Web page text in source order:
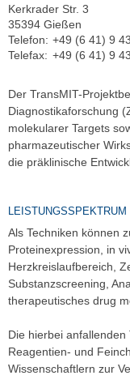
Kerkrader Str. 3
35394 Gießen
Telefon: +49 (6 41) 9
Telefax: +49 (6 41) 9
Der TransMIT-
Diagnostikaforschung
molekularer Targets
pharmazeutischer
die präklinische
LEISTUNGSSPEKTRUM
Als Techniken können
Proteinexpression, in
Herzkreislaufbereich,
Substanzscreening,
therapeutisches drug
Die hierbei
Reagentien- und
Wissenschaftlern zur